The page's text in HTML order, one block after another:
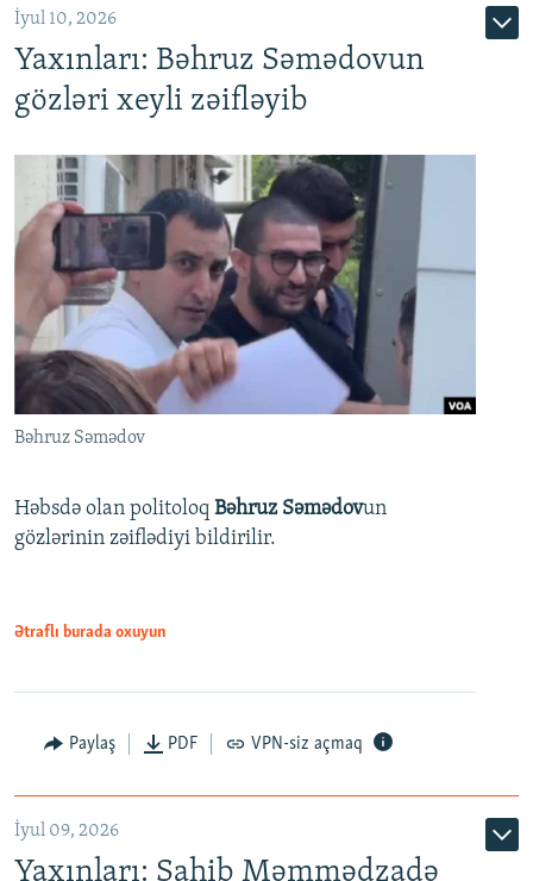
İyul 10, 2026
Yaxınları: Bəhruz Səmədovun
gözləri xeyli zəifləyib
Bəhruz Səmədov
Həbsdə olan politoloq Bəhruz Səmədovun
gözlərinin zəiflədiyi bildirilir.
Ətraflı burada oxuyun
Paylaş PDF VPN-siz açmaq
İyul 09, 2026
Yaxınları: Sahib Məmmədzadə